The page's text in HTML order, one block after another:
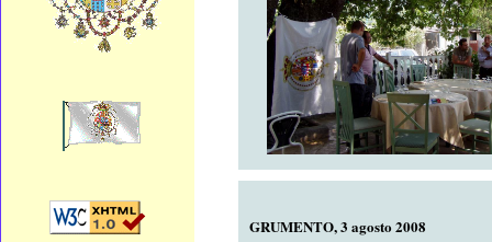
GRUMENTO, 3 agosto 2008